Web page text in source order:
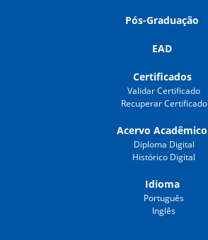
Pós-Graduação
EAD
Certificados
Validar Certificado
Recuperar Certificado
Acervo Acadêmico
Diploma Digital
Histórico Digital
Idioma
Português
Inglês